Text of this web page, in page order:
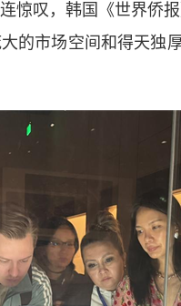
惊叹，韩国《世界侨
的市场空间和得天独